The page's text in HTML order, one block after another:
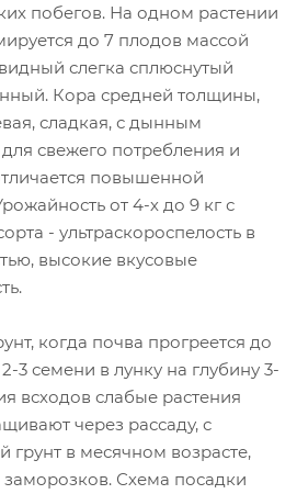
побегов. На одном растении
до 7 плодов массой
слегка сплюснутый
Кора средней толщины,
сладкая, с дынным
свежего потребления и
повышенной
от 4-х до 9 кг с
- ультраскороспелость в
высокие вкусовые
когда почва прогреется до
3 семени в лунку на глубину 3-
всходов слабые растения
через рассаду, с
грунт в месячном возрасте,
заморозков. Схема посадки